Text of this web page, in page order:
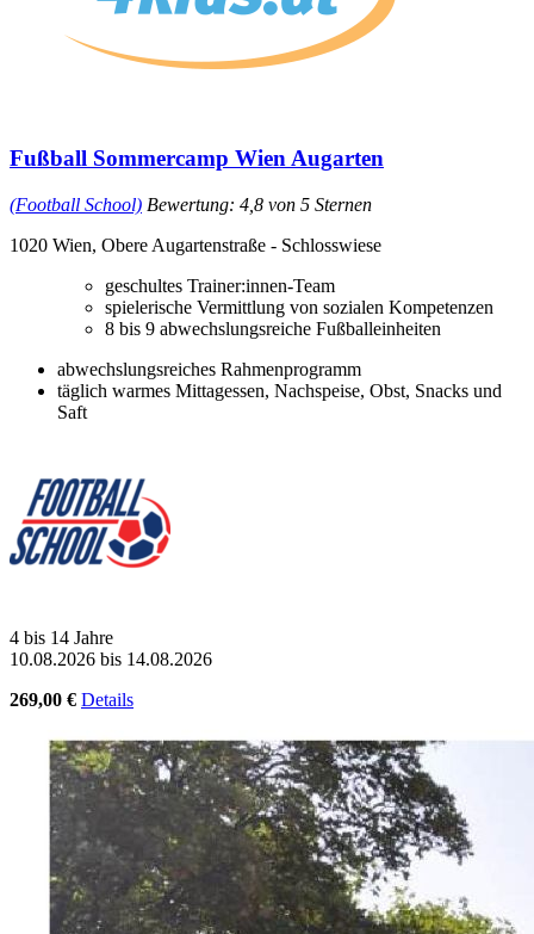
Fußball Sommercamp Wien Augarten
(Football School) Bewertung: 4,8 von 5 Sternen
1020 Wien, Obere Augartenstraße - Schlosswiese
geschultes Trainer:innen-Team
spielerische Vermittlung von sozialen Kompetenzen
8 bis 9 abwechslungsreiche Fußballeinheiten
abwechslungsreiches Rahmenprogramm
täglich warmes Mittagessen, Nachspeise, Obst, Snacks und
Saft
4 bis 14 Jahre
10.08.2026 bis 14.08.2026
269,00 € Details